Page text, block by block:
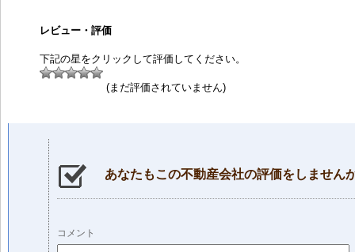
レビュー・評価
下記の星をクリックして評価してください。
(まだ評価されていません)
あなたもこの不動産会社の評価をしません
コメント